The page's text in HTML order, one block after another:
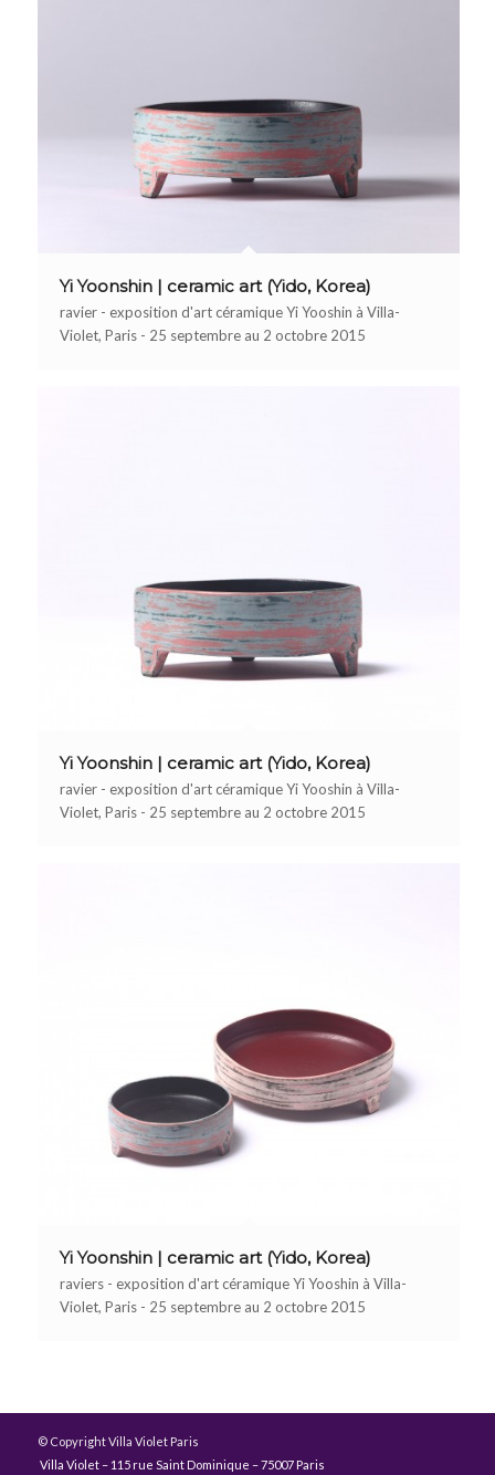
Yi Yoonshin | ceramic art (Yido, Korea)
ravier - exposition d'art céramique Yi Yooshin à Villa-
Violet, Paris - 25 septembre au 2 octobre 2015
Yi Yoonshin | ceramic art (Yido, Korea)
ravier - exposition d'art céramique Yi Yooshin à Villa-
Violet, Paris - 25 septembre au 2 octobre 2015
Yi Yoonshin | ceramic art (Yido, Korea)
raviers - exposition d'art céramique Yi Yooshin à Villa-
Violet, Paris - 25 septembre au 2 octobre 2015
© Copyright Villa Violet Paris
Villa Violet – 115 rue Saint Dominique – 75007 Paris